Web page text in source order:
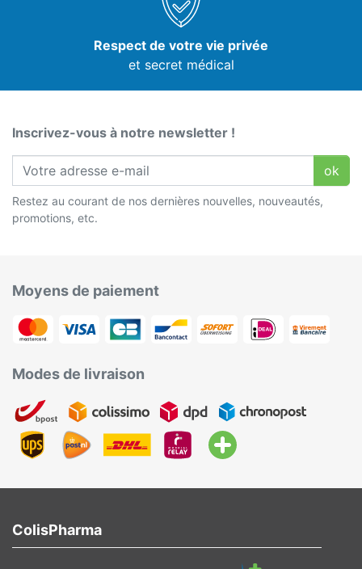
Respect de votre vie privée
et secret médical
Inscrivez-vous à notre newsletter !
ok
Restez au courant de nos dernières nouvelles, nouveautés,
promotions, etc.
Moyens de paiement
Modes de livraison
ColisPharma